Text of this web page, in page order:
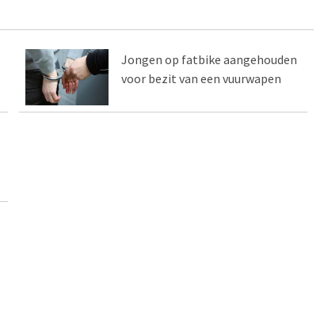
Jongen op fatbike aangehouden
voor bezit van een vuurwapen